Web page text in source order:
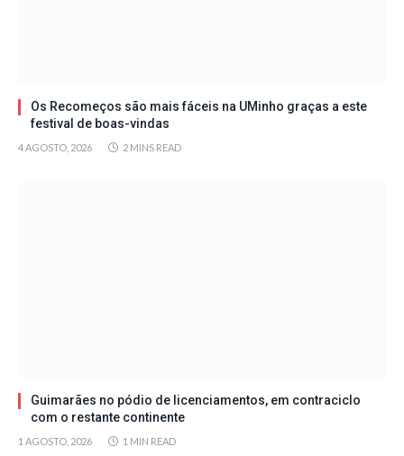
Os Recomeços são mais fáceis na UMinho graças a este
festival de boas-vindas
4 AGOSTO, 2026 2 MINS READ
Guimarães no pódio de licenciamentos, em contraciclo
com o restante continente
1 AGOSTO, 2026 1 MIN READ